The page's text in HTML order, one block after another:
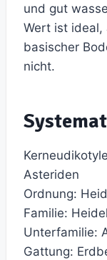
und gut
Wert ist ideal,
basischer
nicht.
Asteriden
Ordnung:
Familie:
Unterfamilie:
Gattung: